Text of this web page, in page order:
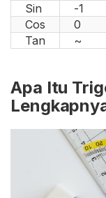
Sin
-1
Cos
0
Tan
~
Apa Itu